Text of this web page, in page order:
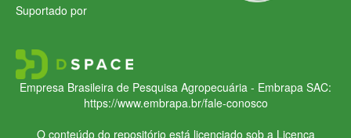
Suportado por
Empresa Brasileira de Pesquisa Agropecuária - Embrapa SAC:
https://www.embrapa.br/fale-conosco
O conteúdo do repositório está licenciado sob a Licença